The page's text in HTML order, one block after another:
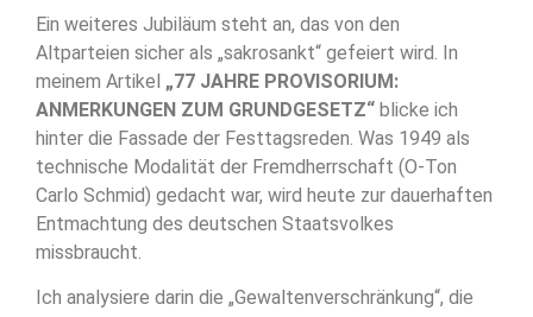
Ein weiteres Jubiläum steht an, das von den
Altparteien sicher als „sakrosankt“ gefeiert wird. In
meinem Artikel „77 JAHRE PROVISORIUM:
ANMERKUNGEN ZUM GRUNDGESETZ“ blicke ich
hinter die Fassade der Festtagsreden . Was 1949 als
technische Modalität der Fremdherrschaft (O-Ton
Carlo Schmid) gedacht war, wird heute zur dauerhaften
Entmachtung des deutschen Staatsvolkes
missbraucht
Ich analysiere darin die „Gewaltenverschränkung“, die